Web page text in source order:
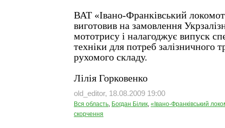
ВАТ «Івано-Франківський
виготовив на замовлення
мототрису і налагоджує випуск
техніки для потреб залізничного
рухомого складу.
Лілія Горковенко
old_editor, 18.08.2009 19:00
Вся область, Богдан Білик, «Івано-Франківський
скорчення